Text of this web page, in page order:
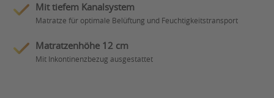
Mit tiefem Kanalsystem
Matratze für optimale Belüftung und Feuchtigkeitstransport
Matratzenhöhe 12 cm
Mit Inkontinenzbezug ausgestattet